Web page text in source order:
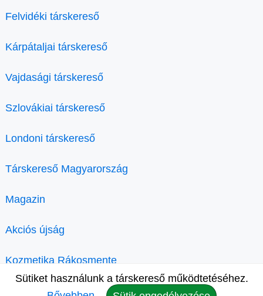
Felvidéki társkereső
Kárpátaljai társkereső
Vajdasági társkereső
Szlovákiai társkereső
Londoni társkereső
Társkereső Magyarország
Magazin
Akciós újság
Kozmetika Rákosmente
Sütiket használunk a társkereső működtetéséhez.